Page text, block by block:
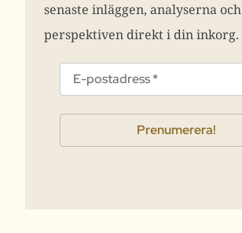
senaste inläggen, analyserna och
perspektiven direkt i din inkorg.